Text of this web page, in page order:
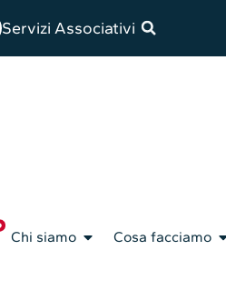
Servizi Associativi
Chi siamo Cosa facciamo